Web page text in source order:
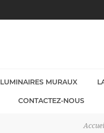
LUMINAIRES MURAUX
CONTACTEZ-NOUS